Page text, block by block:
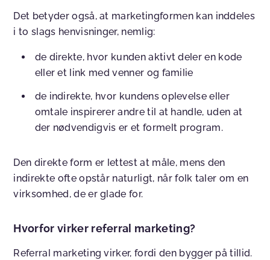
Det betyder også, at marketingformen kan inddeles
i to slags henvisninger, nemlig:
de direkte, hvor kunden aktivt deler en kode
eller et link med venner og familie
de indirekte, hvor kundens oplevelse eller
omtale inspirerer andre til at handle, uden at
der nødvendigvis er et formelt program.
Den direkte form er lettest at måle, mens den
indirekte ofte opstår naturligt, når folk taler om en
virksomhed, de er glade for.
Hvorfor virker referral marketing?
Referral marketing virker, fordi den bygger på tillid.